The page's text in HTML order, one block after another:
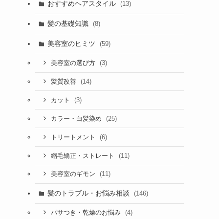
おすすめヘアスタイル (13)
髪の基礎知識 (8)
美容室のヒミツ (59)
美容室の選び方 (3)
髪質改善 (14)
カット (3)
カラー・白髪染め (25)
トリートメント (6)
縮毛矯正・ストレート (11)
美容室のギモン (11)
髪のトラブル・お悩み相談 (146)
パサつき・乾燥のお悩み (4)